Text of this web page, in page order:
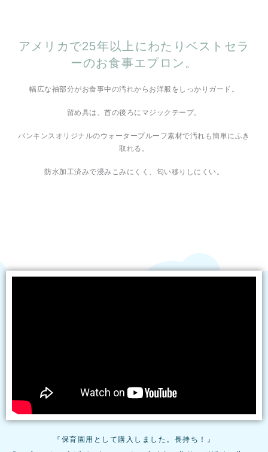
アメリカで25年以上にわたりベストセラ
ーのお食事エプロン。
幅広な袖部分がお食事中の汚れからお洋服をしっかりガード。
留め具は、首の後ろにマジックテープ。
バンキンスオリジナルのウォータープルーフ素材で汚れも簡単にふき
取れる。
防水加工済みで浸みこみにくく、匂い移りしにくい。
『保育園用として購入しました。長持ち！』